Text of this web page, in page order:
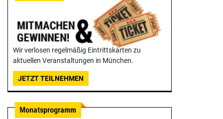
Wir verlosen regelmäßig Eintrittskarten zu
aktuellen Veranstaltungen in München.
JETZT TEILNEHMEN